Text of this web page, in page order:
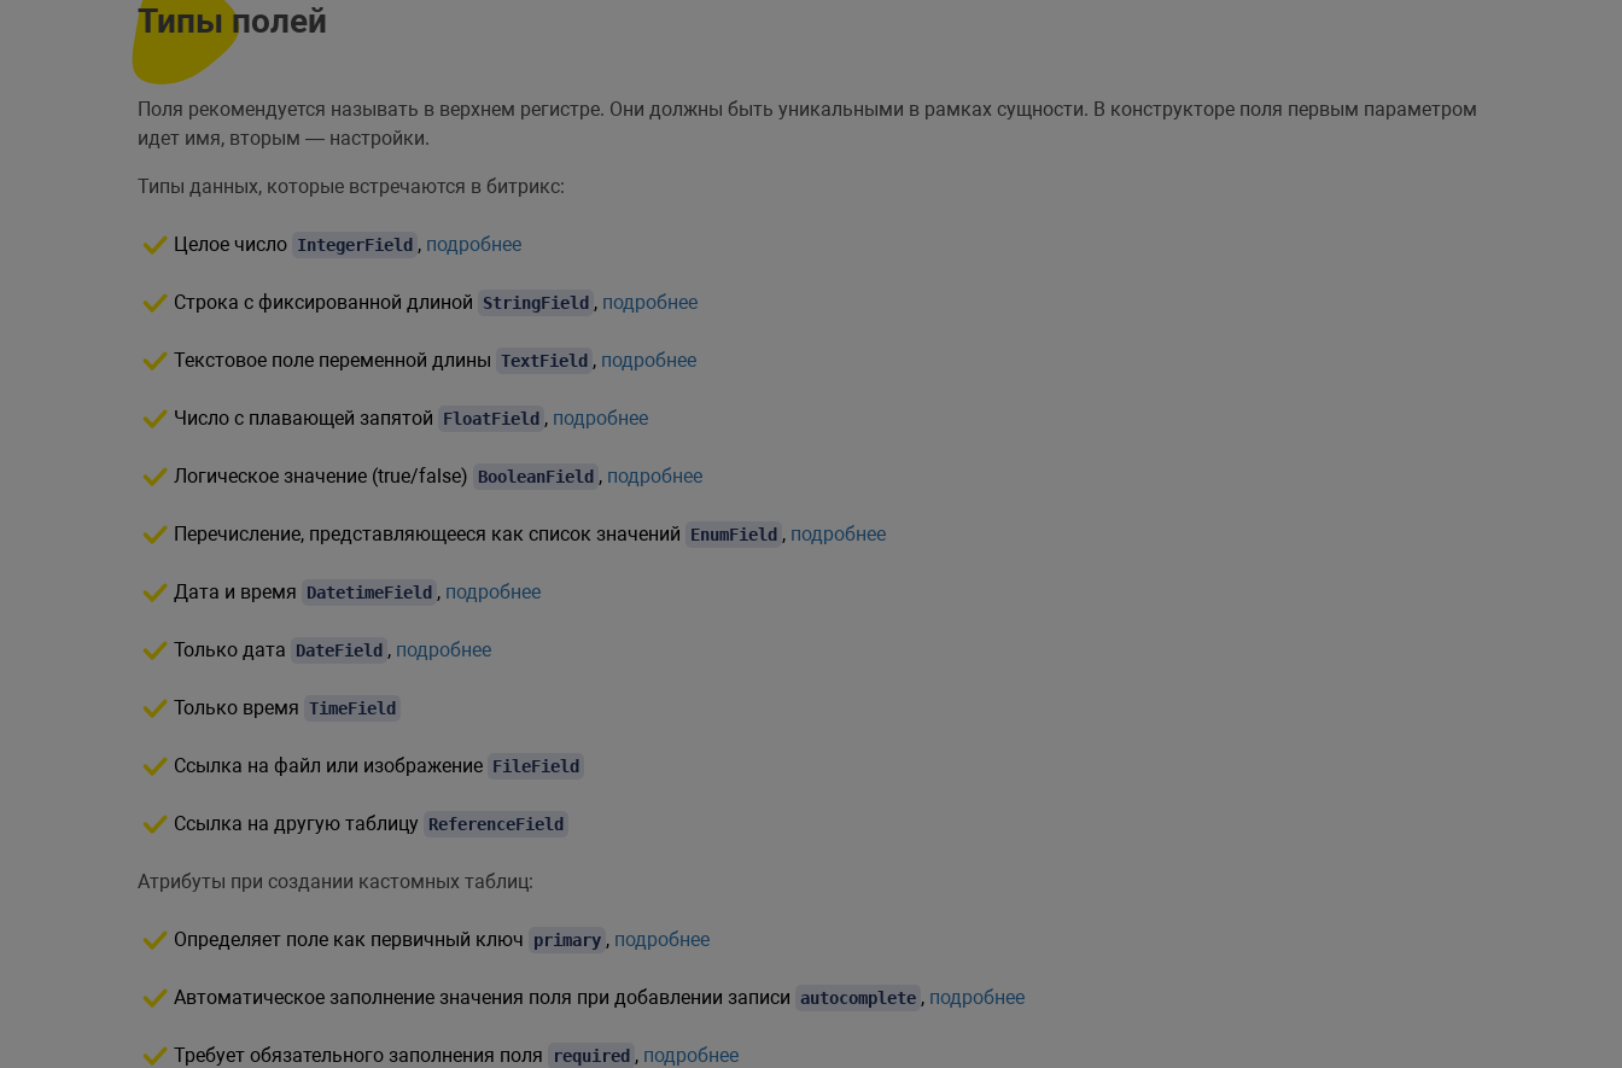
Типы полей
Поля рекомендуется называть в верхнем регистре. Они должны быть уникальными в рамках сущности. В конструкторе поля первым параметром
идет имя, вторым — настройки.
Типы данных, которые встречаются в битрикс:
Целое число IntegerField , подробнее
Строка с фиксированной длиной StringField , подробнее
Текстовое поле переменной длины TextField , подробнее
Число с плавающей запятой FloatField , подробнее
Логическое значение (true/false) BooleanField , подробнее
Перечисление, представляющееся как список значений EnumField , подробнее
Дата и время DatetimeField , подробнее
Только дата DateField , подробнее
Только время TimeField
Ссылка на файл или изображение FileField
Ссылка на другую таблицу ReferenceField
Атрибуты при создании кастомных таблиц:
Определяет поле как первичный ключ primary , подробнее
Автоматическое заполнение значения поля при добавлении записи autocomplete , подробнее
Требует обязательного заполнения поля required , подробнее